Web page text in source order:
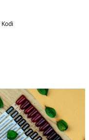
Kodi